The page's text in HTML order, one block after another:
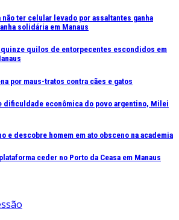
ter celular levado por assaltantes ganha
solidária em Manaus
quilos de entorpecentes escondidos em
por maus-tratos contra cães e gatos
dificuldade econômica do povo argentino, Milei
e descobre homem em ato obsceno na academia
ceder no Porto da Ceasa em Manaus